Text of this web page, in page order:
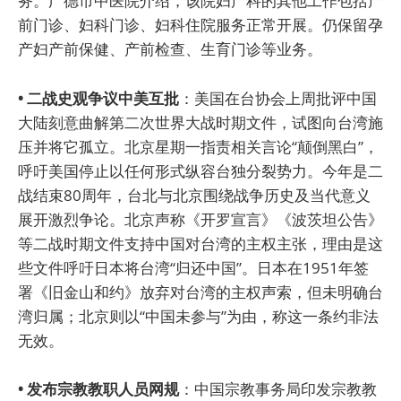
前门诊、妇科门诊、妇科住院服务正常开展。仍保留孕
产妇产前保健、产前检查、生育门诊等业务。
• 二战史观争议中美互批 ：美国在台协会上周批评中国
大陆刻意曲解第二次世界大战时期文件，试图向台湾施
压并将它孤立。北京星期一指责相关言论“颠倒黑白”，
呼吁美国停止以任何形式纵容台独分裂势力。今年是二
战结束80周年，台北与北京围绕战争历史及当代意义
展开激烈争论。北京声称《开罗宣言》《波茨坦公告》
等二战时期文件支持中国对台湾的主权主张，理由是这
些文件呼吁日本将台湾“归还中国”。日本在1951年签
署《旧金山和约》放弃对台湾的主权声索，但未明确台
湾归属；北京则以“中国未参与”为由，称这一条约非法
无效。
• 发布宗教教职人员网规：中国宗教事务局印发宗教教